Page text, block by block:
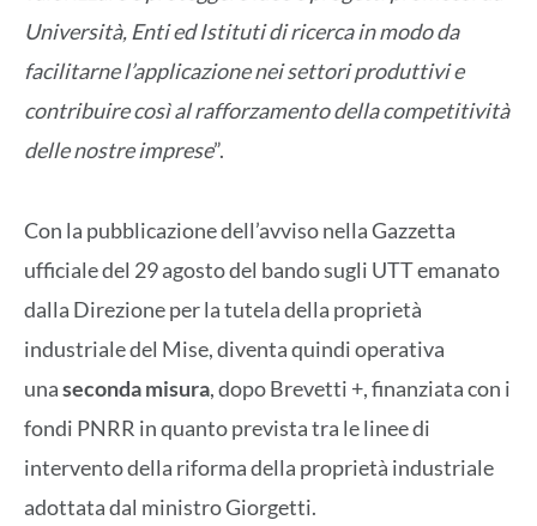
Università, Enti ed Istituti di ricerca in modo da
facilitarne l’applicazione nei settori produttivi e
contribuire così al rafforzamento della competitività
delle nostre imprese”.
Con la pubblicazione dell’avviso nella Gazzetta
ufficiale del 29 agosto del bando sugli UTT emanato
dalla Direzione per la tutela della proprietà
industriale del Mise, diventa quindi operativa
unaseconda misura, dopo Brevetti +, finanziata con i
fondi PNRR in quanto prevista tra le linee di
intervento della riforma della proprietà industriale
adottata dal ministro Giorgetti.